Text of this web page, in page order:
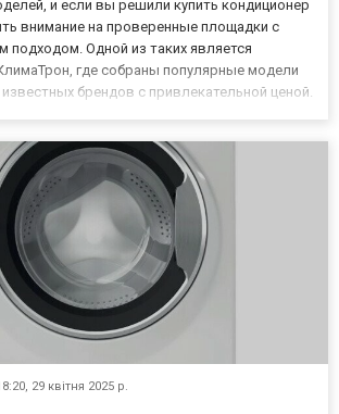
и если вы решили купить кондиционер
внимание на проверенные площадки с
подходом. Одной из таких является
где собраны популярные модели
брендов с привлекательной ценой.
...
29 квітня 2025 р.